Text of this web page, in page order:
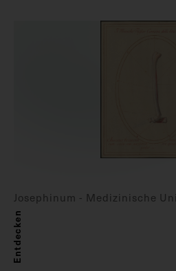
Josephinum - Medizinische
Entdecken